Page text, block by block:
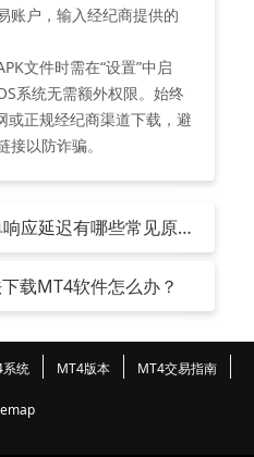
账户，输入经纪商提供的
文件时需在“设置”中启
系统无需额外权限。始终
正规经纪商渠道下载，避
以防诈骗。
应延迟有哪些常见原
载MT4软件怎么办？
系统 MT4版本 MT4交易指南